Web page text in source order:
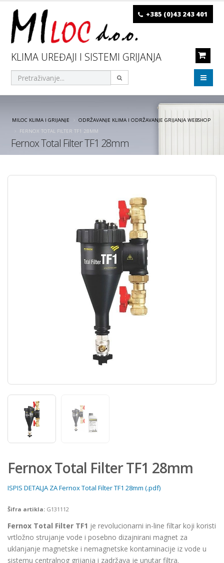
KLIMA UREĐAJI I SISTEMI GRIJANJA
+385 (0)43 243 401
MILOC KLIMA I GRIJANJE
ODRŽAVANJE KLIMA I ODRŽAVANJE GRIJANJA WEBSHOP
FERNOX TOTAL FILTER TF1 28MM
Fernox Total Filter TF1 28mm
Fernox Total Filter TF1 28mm
ISPIS DETALJA ZA Fernox Total Filter TF1 28mm (.pdf)
Šifra artikla: G131112
Fernox Total Filter TF1 je revolucionarni in-line filtar koji koristi
vrtložno strujanje vode i posebno dizajnirani magnet za
uklanjanje magnetske i nemagnetske kontaminacije iz vode u
sistemu centralnog grijanja i zadržava je unutar filtra.